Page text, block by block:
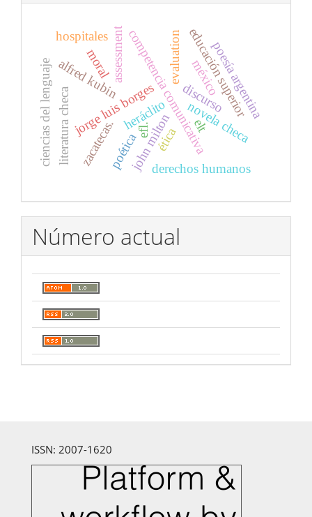
discurso
competencia comunicativaeducación superior
jorge luis borges
heráclito
john milton
poesía argentina
derechos humanos
ética
moral méxico
alfred kubin
novela checa
literatura checa
assessment evaluation
elt
efl.
ciencias del lenguaje zacatecas.
hospitales
poética
Número actual
ISSN: 2007-1620